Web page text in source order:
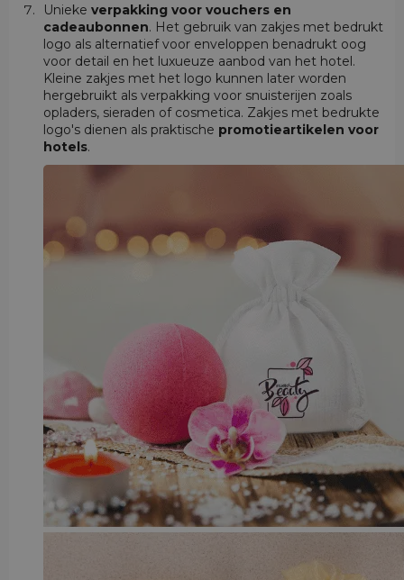
Unieke verpakking voor vouchers en
cadeaubonnen. Het gebruik van zakjes met bedrukt
logo als alternatief voor enveloppen benadrukt oog
voor detail en het luxueuze aanbod van het hotel.
Kleine zakjes met het logo kunnen later worden
hergebruikt als verpakking voor snuisterijen zoals
opladers, sieraden of cosmetica. Zakjes met bedrukte
logo's dienen als praktische promotieartikelen voor
hotels.